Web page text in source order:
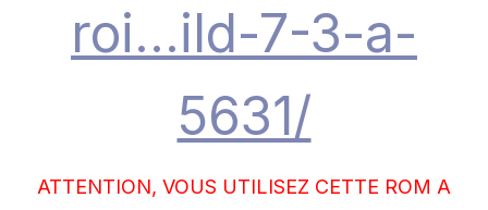
roi...ild-7-3-a-
5631/
ATTENTION, VOUS UTILISEZ CETTE ROM A